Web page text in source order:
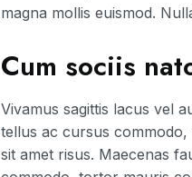
magna mollis euismod.
Cum sociis
Vivamus sagittis lacus vel
tellus ac cursus
sit amet risus. Maecenas